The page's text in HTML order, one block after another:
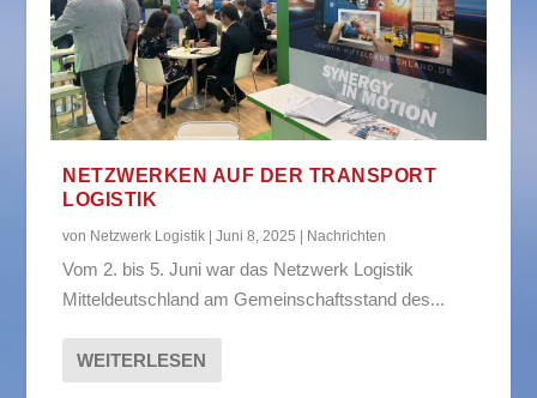
NETZWERKEN AUF DER TRANSPORT
LOGISTIK
von Netzwerk Logistik |Juni 8, 2025 Nachrichten
Vom 2. bis 5. Juni war das Netzwerk Logistik
Mitteldeutschland am Gemeinschaftsstand des...
WEITERLESEN